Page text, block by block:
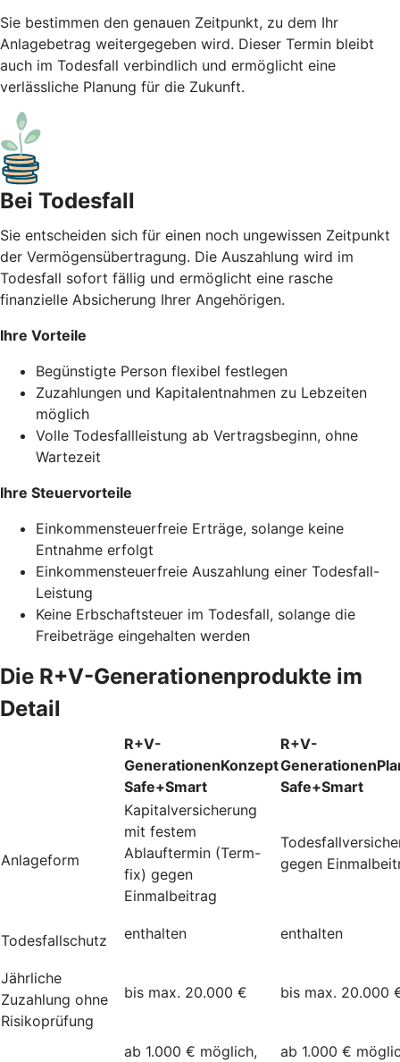
Sie bestimmen den genauen Zeitpunkt, zu dem Ihr
Anlagebetrag weitergegeben wird. Dieser Termin bleibt
auch im Todesfall verbindlich und ermöglicht eine
verlässliche Planung für die Zukunft.
Bei Todesfall
Sie entscheiden sich für einen noch ungewissen Zeitpunkt
der Vermögensübertragung. Die Auszahlung wird im
Todesfall sofort fällig und ermöglicht eine rasche
finanzielle Absicherung Ihrer Angehörigen.
Ihre Vorteile
Begünstigte Person flexibel festlegen
Zuzahlungen und Kapitalentnahmen zu Lebzeiten
möglich
Volle Todesfallleistung ab Vertragsbeginn, ohne
Wartezeit
Ihre Steuervorteile
Einkommensteuerfreie Erträge, solange keine
Entnahme erfolgt
Einkommensteuerfreie Auszahlung einer Todesfall-
Leistung
Keine Erbschaftsteuer im Todesfall, solange die
Freibeträge eingehalten werden
Die R+V-Generationenprodukte im
Detail
R+V-
GenerationenKonzept
Safe+Smart
R+V-
Safe+Smart
Anlageform
Kapitalversicherung
mit festem
Ablauftermin (Term-
fix) gegen
Einmalbeitrag
gegen
Todesfallschutz enthalten enthalten
Jährliche
Zuzahlung ohne
Risikoprüfung
bis max. 20.000 € bis max. 20.000
ab 1.000 € möglich,
ab 1.000 €